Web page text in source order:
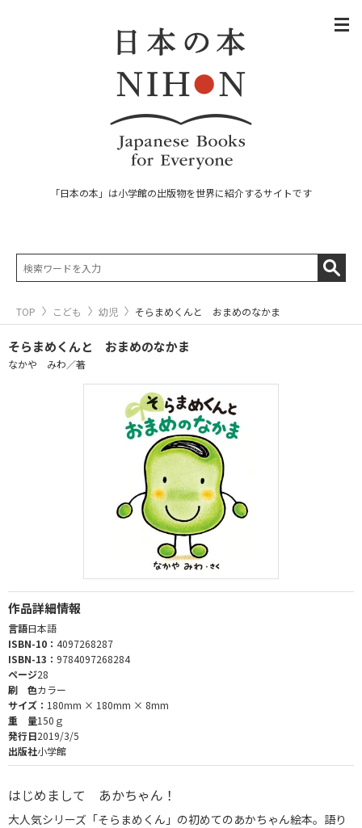
「日本の本」は小学館の出版物を世界に紹介するサイトです
TOP こども 幼児 そらまめくんと おまめのなかま
そらまめくんと おまめのなかま
なかや みわ／著
作品詳細情報
言語日本語
ISBN-10： 4097268287
ISBN-13： 9784097268284
ページ28
刷 色カラー
サイズ： 180mm × 180mm × 8mm
重 量150ｇ
発行日2019/3/5
出版社小学館
はじめまして あかちゃん！
大人気シリーズ「そらまめくん」の初めてのあかちゃん絵本。語り